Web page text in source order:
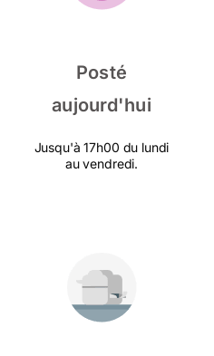
Posté
aujourd'hui
Jusqu'à 17h00 du lundi
au vendredi.